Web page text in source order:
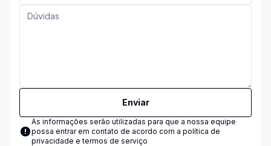
Enviar
As informações serão utilizadas para que a nossa equipe
possa entrar em contato de acordo com a política de
privacidade e termos de serviço